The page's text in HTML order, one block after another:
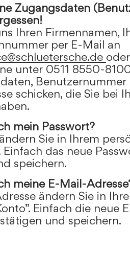
Zugangsdaten
Ihren Firmennamen,
per E-Mail an
unter 0511 8550-
schicken, die Sie bei
mein Passwort?
Sie in Ihrem
Einfach das neue
speichern.
meine E-Mail-
ändern Sie in
Einfach die neue
und speichern.